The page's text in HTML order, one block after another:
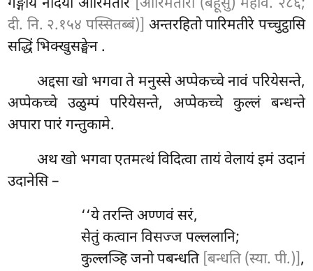
गङ्गाय नदिया ओरिमतीरे [ओरिमतीरा (बहूसु) महाव. २८६;
दी. नि. २.१५४ पस्सितब्बं)] अन्तरहितो पारिमतीरे पच्चुट्ठासि
सद्धिं भिक्खुसङ्घेन .
अद्दसा खो भगवा ते मनुस्से अप्पेकच्चे नावं परियेसन्ते,
अप्पेकच्चे उळुम्पं परियेसन्ते, अप्पेकच्चे कुल्लं बन्धन्ते
अपारा पारं गन्तुकामे.
अथखो भगवा एतमत्थं विदित्वा तायं वेलायं इमं उदानं
उदानेसि –
‘‘ये तरन्ति अण्णवं सरं,
सेतुं कत्वान विसज्ज पल्ललानि;
कुल्लञ्हि जनो पबन्धति [बन्धति (स्या. पी.)],